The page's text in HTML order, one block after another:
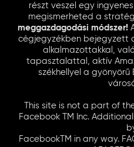
részt veszel egy
megismerheted a
meggazdagodási módszer!
cégjegyzékben bejegyzett
alkalmazottakkal,
tapasztalattal, aktív
székhellyel a
This site is not a part of
Facebook TM Inc.
FacebookTM in any way.